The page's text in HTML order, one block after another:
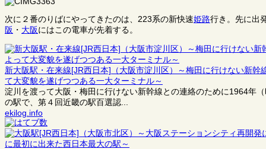
次に２番のりばにやってきたのは、223系の新快速姫路行き。先に出
阪 ・ 大阪にはこの電車が先着する。
新大阪駅・在来線[JR西日本]（大阪市淀川区）～梅田に行けない新
て大変貌を遂げつつある一大ターミナル～
淀川を渡って大阪・梅田に行けない新幹線との連絡のために1964年
の駅で、第４回近畿の駅百選認...
ekilog.info